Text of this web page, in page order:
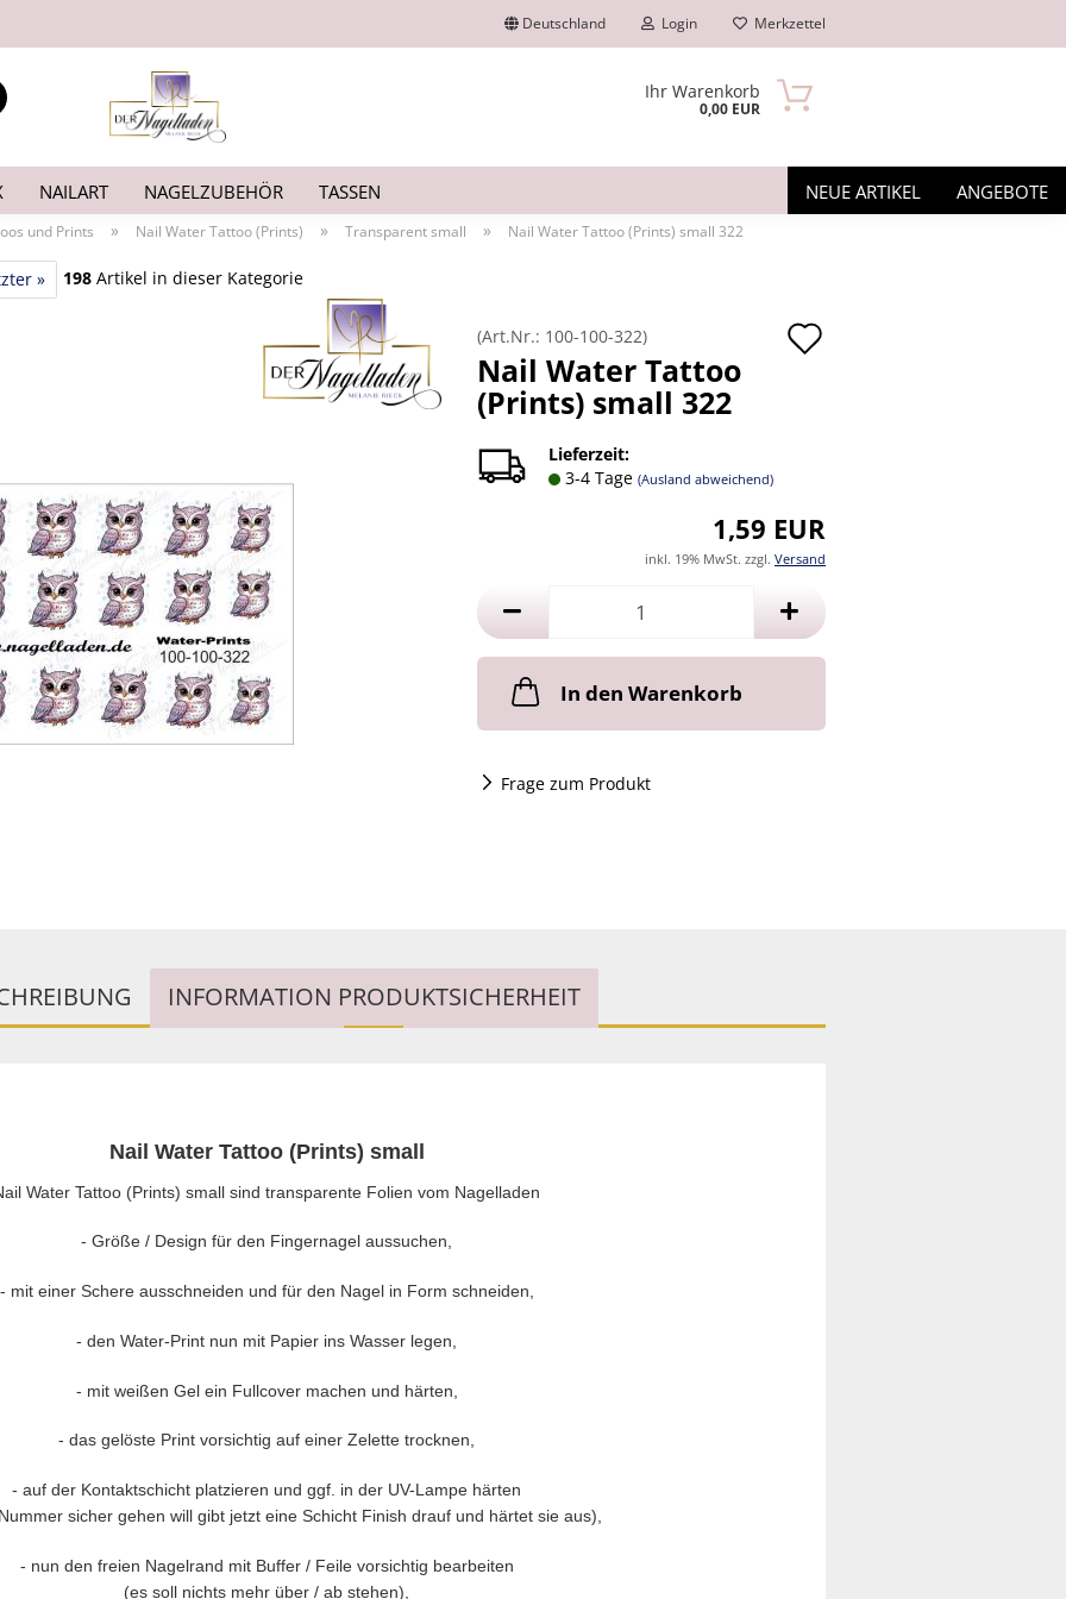
Deutschland Login
Passwort
Konto erstellen
Passwort vergessen?
Merkzettel
Suche... Ihr Warenkorb
0,00 EUR
NAILART NAGELZUBEHÖR TASSEN NEUE ARTIKEL ANGEBOTE
und Prints » Nail Water Tattoo (Prints) » Transparent small » Nail Water Tattoo (Prints) small 322
» 198 Artikel in dieser Kategorie
(Art.Nr.: 100-100-322)
Nail Water Tattoo
(Prints) small 322
Lieferzeit:
3-4 Tage (Ausland abweichend)
1,59 EUR
inkl. 19% MwSt. zzgl. Versand
In den Warenkorb
Frage zum Produkt
INFORMATION PRODUKTSICHERHEIT
Nail Water Tattoo (Prints) small
Water Tattoo (Prints) small sind transparente Folien vom Nagelladen
- Größe / Design für den Fingernagel aussuchen,
- mit einer Schere ausschneiden und für den Nagel in Form schneiden,
- den Water-Print nun mit Papier ins Wasser legen,
- mit weißen Gel ein Fullcover machen und härten,
- das gelöste Print vorsichtig auf einer Zelette trocknen,
- auf der Kontaktschicht platzieren und ggf. in der UV-Lampe härten
sicher gehen will gibt jetzt eine Schicht Finish drauf und härtet sie aus),
- nun den freien Nagelrand mit Buffer / Feile vorsichtig bearbeiten
(es soll nichts mehr über / ab stehen),